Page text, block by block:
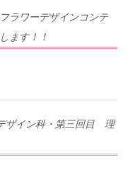
ラワーデザインコンテ
ます！！
ザイン科・第三回目 理